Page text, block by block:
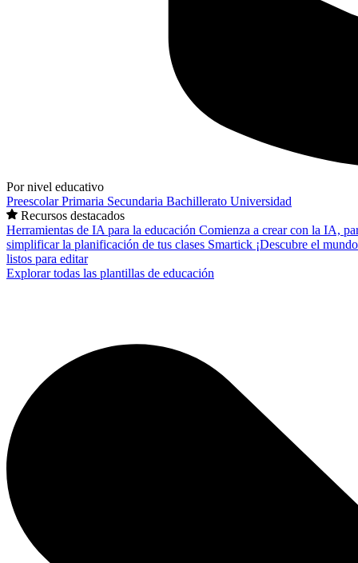
Por nivel educativo
PreescolarPrimaria Secundaria Bachillerato Universidad
Recursos destacados
Herramientas de IA para la educación Comienza a crear con la IA,
simplificar la planificación de tus clases Smartick ¡Descubre el
listos para editar
Explorar todas las plantillas de educación